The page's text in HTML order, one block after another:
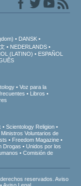
DANSK
NEDERLANDS
(LATINO)
ESPAÑOL
Voz para la
Libros
Scientology Religion
Ministros Voluntarios de
Freedom Magazine
Drogas
Unidos por los
Comisión de
derechos reservados.Aviso